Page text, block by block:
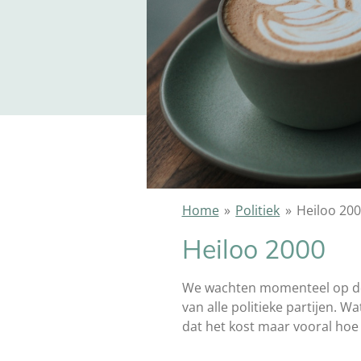
Home » Politiek » Heiloo
Heiloo 2000
We wachten momenteel op
van alle politieke partijen.
dat het kost maar vooral